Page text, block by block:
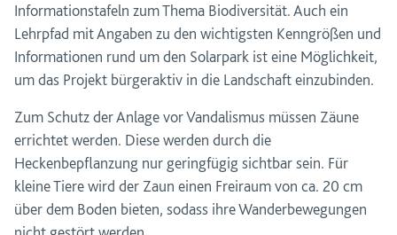
Informationstafeln zum Thema Biodiversität. Auch ein
Lehrpfad mit Angaben zu den wichtigsten Kenngrößen und
Informationen rund um den Solarpark ist eine Möglichkeit,
um das Projekt bürgeraktiv in die Landschaft einzubinden.
Zum Schutz der Anlage vor Vandalismus müssen Zäune
errichtet werden. Diese werden durch die
Heckenbepflanzung nur geringfügig sichtbar sein. Für
kleine Tiere wird der Zaun einen Freiraum von ca. 20 cm
über dem Boden bieten, sodass ihre Wanderbewegungen